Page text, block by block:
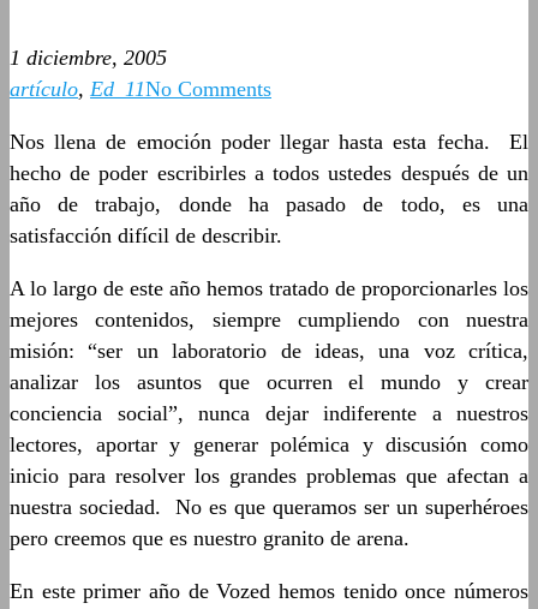
1 diciembre, 2005
artículo, Ed_11No Comments
Nos llena de emoción poder llegar hasta esta fecha. El
hecho de poder escribirles a todos ustedes después de un
año de trabajo, donde ha pasado de todo, es una
satisfacción difícil de describir.
A lo largo de este año hemos tratado de proporcionarles los
mejores contenidos, siempre cumpliendo con nuestra
misión: “ser un laboratorio de ideas, una voz crítica,
analizar los asuntos que ocurren el mundo y crear
conciencia social”, nunca dejar indiferente a nuestros
lectores, aportar y generar polémica y discusión como
inicio para resolver los grandes problemas que afectan a
nuestra sociedad. No es que queramos ser un superhéroes
pero creemos que es nuestro granito de arena.
En este primer año de Vozed hemos tenido once números